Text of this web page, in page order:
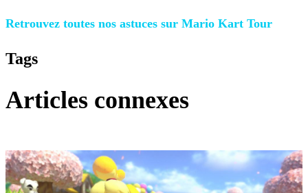
Retrouvez toutes nos astuces sur Mario Kart Tour
Tags
Articles connexes